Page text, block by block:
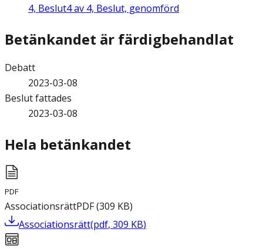
4, Beslut4 av 4, Beslut, genomförd
Betänkandet är färdigbehandlat
Debatt
2023-03-08
Beslut fattades
2023-03-08
Hela betänkandet
PDF
AssociationsrättPDF(309 KB)
Associationsrätt(pdf, 309 KB)